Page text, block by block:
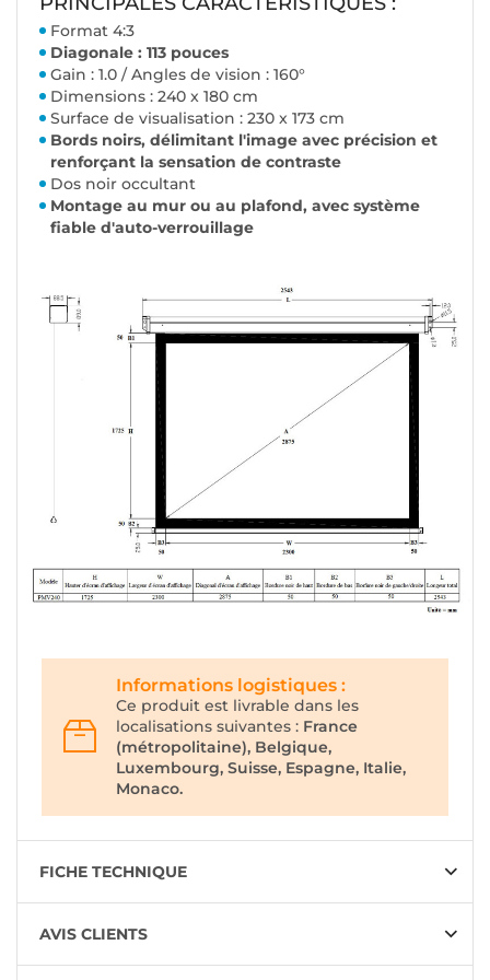
Format 4:3
Diagonale : 113 pouces
Gain : 1.0 / Angles de vision : 160°
Dimensions : 240 x 180 cm
Surface de visualisation : 230 x 173 cm
Bords noirs, délimitant l'image avec précision et
renforçant la sensation de contraste
Dos noir occultant
Montage au mur ou au plafond, avec système
fiable d'auto-verrouillage
Informations logistiques :
Ce produit est livrable dans les
localisations suivantes : France
(métropolitaine), Belgique,
Luxembourg, Suisse, Espagne, Italie,
Monaco.
FICHE TECHNIQUE
AVIS CLIENTS